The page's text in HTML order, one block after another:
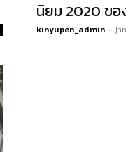
นิยม 2020 ขอ
kinyupen_admin -